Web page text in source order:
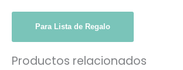
Para Lista de Regalo
Productos relacionados